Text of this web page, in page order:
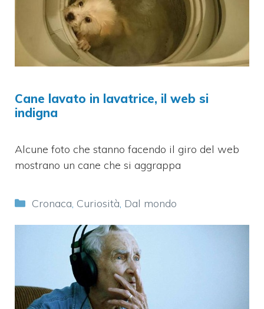
Cane lavato in lavatrice, il web si
indigna
Alcune foto che stanno facendo il giro del web
mostrano un cane che si aggrappa
Categorie
Cronaca, Curiosità, Dal mondo